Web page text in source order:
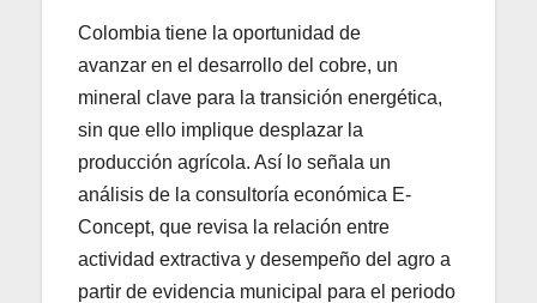
Colombia tiene la oportunidad de
avanzar en el desarrollo del cobre, un
mineral clave para la transición energética,
sin que ello implique desplazar la
producción agrícola. Así lo señala un
análisis de la consultoría económica E-
Concept, que revisa la relación entre
actividad extractiva y desempeño del agro a
partir de evidencia municipal para el periodo